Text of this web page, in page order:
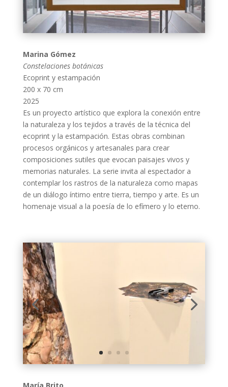
Marina Gómez
Constelaciones botánicas
Ecoprint y estampación
200 x 70 cm
2025
Es un proyecto artístico que explora la conexión entre
la naturaleza y los tejidos a través de la técnica del
ecoprint y la estampación. Estas obras combinan
procesos orgánicos y artesanales para crear
composiciones sutiles que evocan paisajes vivos y
memorias naturales. La serie invita al espectador a
contemplar los rastros de la naturaleza como mapas
de un diálogo íntimo entre tierra, tiempo y arte. Es un
homenaje visual a la poesía de lo efímero y lo eterno.